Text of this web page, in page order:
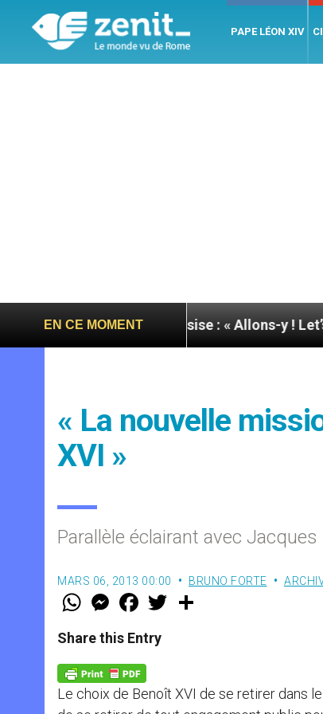
PAPE LÉON XIV
EN CE MOMENT
du pape à Assise : « Allons-y ! Let’s go ! »
« La nouvelle
XVI »
Parallèle éclairant avec Jacques
MARS 06, 2013 00:00 BRUNO FORTE
W
t
s
p
p
M
e
s
e
g
e
r
F
a
e
b
k
w
Share this Entry
Le choix de Benoît XVI de se retirer dans